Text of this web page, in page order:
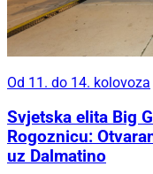
Od 11. do 14. kolovoza
Svjetska elita Big
Rogoznicu:
uz Dalmatino